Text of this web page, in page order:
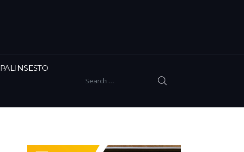
Search for:
PALINSESTO